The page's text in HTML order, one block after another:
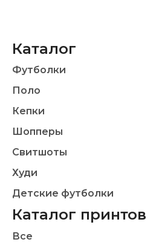
Каталог
Футболки
Поло
Кепки
Шопперы
Свитшоты
Худи
Детские футболки
Каталог принтов
Все